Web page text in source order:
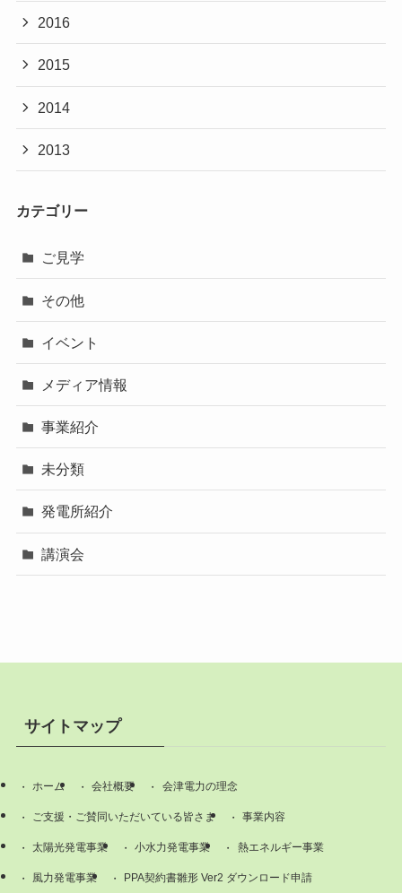
2016
2015
2014
2013
カテゴリー
ご見学
その他
イベント
メディア情報
事業紹介
未分類
発電所紹介
講演会
サイトマップ
ホーム 会社概要 会津電力の理念
ご支援・ご賛同いただいている皆さま 事業内容
太陽光発電事業 小水力発電事業 熱エネルギー事業
風力発電事業 PPA契約書雛形 Ver2 ダウンロード申請